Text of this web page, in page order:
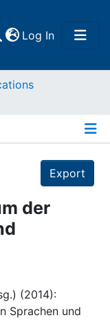
Log In(current)
Export
der
(2014):
Sprachen und